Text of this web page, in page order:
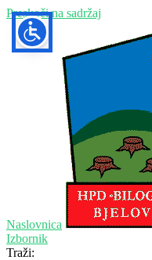
Preskoči na sadržaj
Naslovnica
Izbornik
Traži: